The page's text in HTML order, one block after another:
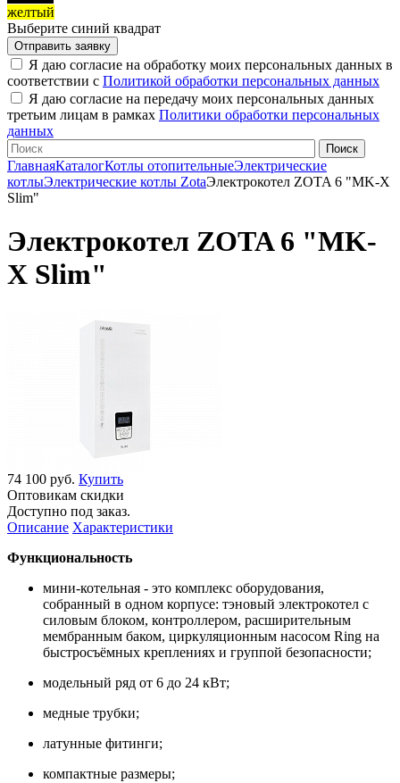
желтый
Выберите синий квадрат
Я даю согласие на обработку моих персональных данных в
соответствии с Политикой обработки персональных данных
Я даю согласие на передачу моих персональных данных
третьим лицам в рамках Политики обработки персональных
данных
ГлавнаяКаталогКотлы отопительныеЭлектрические
котлыЭлектрические котлы ZotaЭлектрокотел ZOTA 6 "MK-X
Slim"
Электрокотел ZOTA 6 "MK-
X Slim"
74 100 руб. Купить
Оптовикам скидки
Доступно под заказ.
Описание Характеристики
Функциональность
мини-котельная - это комплекс оборудования,
собранный в одном корпусе: тэновый электрокотел с
силовым блоком, контроллером, расширительным
мембранным баком, циркуляционным насосом Ring на
быстросъёмных креплениях и группой безопасности;
модельный ряд от 6 до 24 кВт;
медные трубки;
латунные фитинги;
компактные размеры;